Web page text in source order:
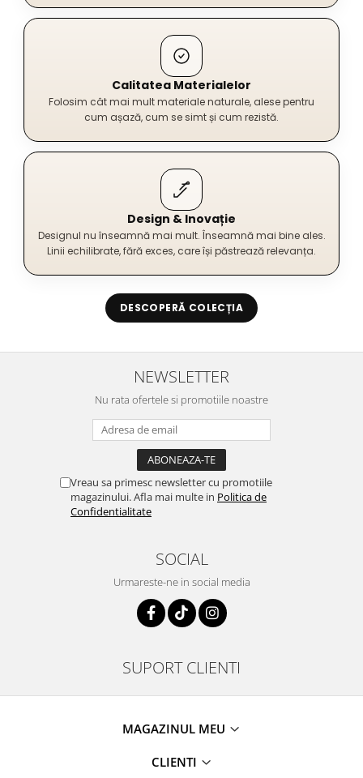
Calitatea Materialelor
Folosim cât mai mult materiale naturale, alese pentru
cum așază, cum se simt și cum rezistă.
Design & Inovație
Designul nu înseamnă mai mult. Înseamnă mai bine ales.
Linii echilibrate, fără exces, care își păstrează relevanța.
DESCOPERĂ COLECȚIA
NEWSLETTER
Nu rata ofertele si promotiile noastre
Vreau sa primesc newsletter cu promotiile
magazinului. Afla mai multe in Politica de
Confidentialitate
SOCIAL
Urmareste-ne in social media
SUPORT CLIENTI
MAGAZINUL MEU
CLIENTI